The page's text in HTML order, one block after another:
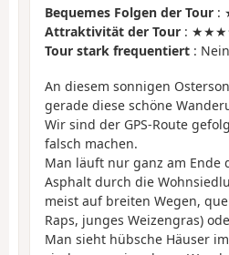
Bequemes Folgen der Tour :
Attraktivität der Tour :
Tour stark frequentiert : Nein
An diesem sonnigen
gerade diese schöne
Wir sind der GPS-Route
falsch machen.
Man läuft nur ganz am Ende
Asphalt durch die
meist auf breiten Wegen,
Raps, junges Weizengras)
Man sieht hübsche Häuser